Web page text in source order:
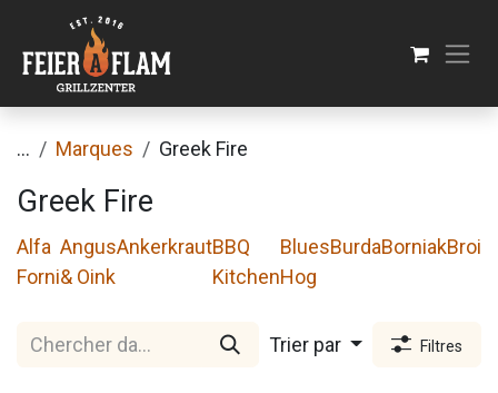
Se rendre au contenu
... Marques Greek Fire
Greek Fire
Alfa
Forni
Angus
& Oink
AnkerkrautBBQ
Kitchen
Blues
Hog
BurdaBorniak
Trier par Filtres